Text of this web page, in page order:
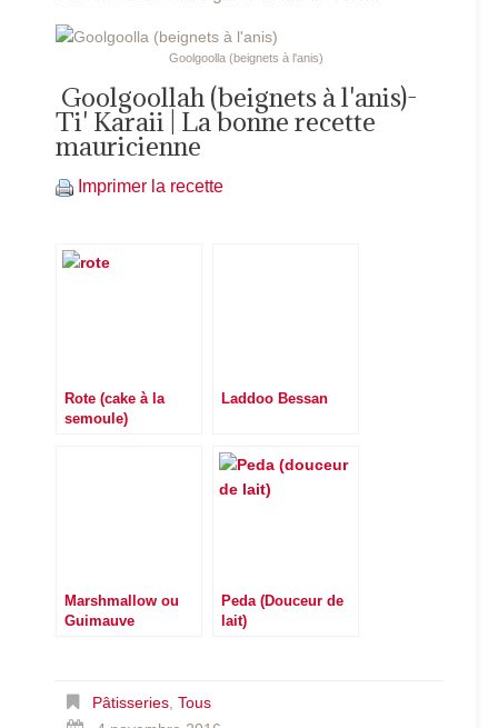
Goolgoolla (beignets à l'anis)
Goolgoollah (beignets à l'anis)-
Ti' Karaii | La bonne recette
mauricienne
Imprimer la recette
Rote (cake à la
semoule)
Laddoo Bessan
Marshmallow ou
Guimauve
Peda (Douceur de
lait)
Pâtisseries Tous